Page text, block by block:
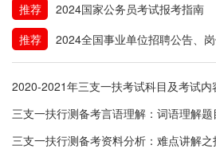
推荐
2024国家公务员考试报考指南
推荐
2024全国事业单位招聘公告、
2020-2021年三支一扶考试科目及考试内
三支一扶行测备考言语理解：词语理解
三支一扶行测备考资料分析：难点讲解之